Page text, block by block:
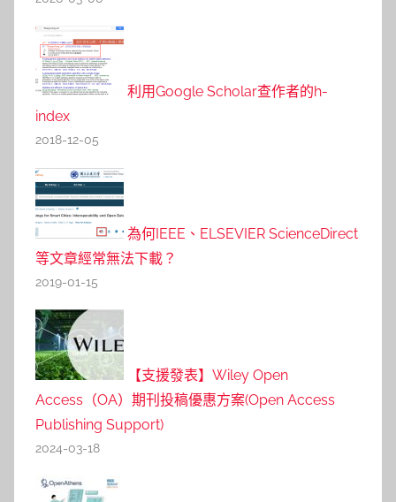
利用Google Scholar查作者的h-
index
2018-12-05
為何IEEE、ELSEVIER ScienceDirect
等文章經常無法下載？
2019-01-15
【支援發表】Wiley Open
Access（OA）期刊投稿優惠方案(Open Access
Publishing Support)
2024-03-18